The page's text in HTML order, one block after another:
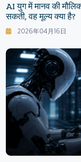
AI युग में मानव की
सकती, वह मूल्य क्या है?
2026年04月16日